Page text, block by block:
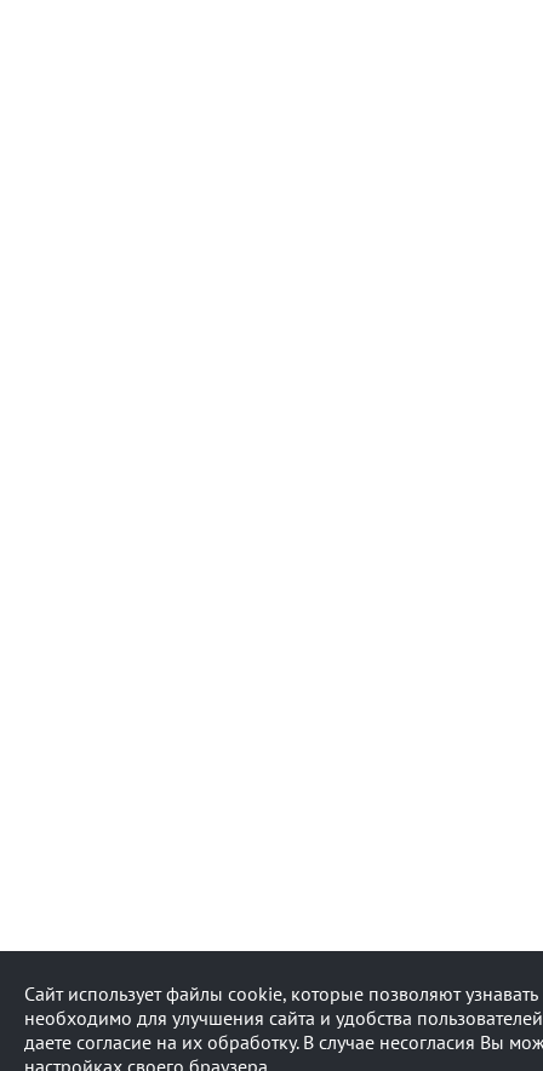
Сайт использует файлы cookie, которые позволяют
необходимо для улучшения сайта и удобства
даете согласие на их обработку. В случае несогласия Вы
настройках своего браузера.